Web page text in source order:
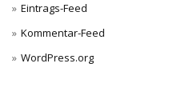
Eintrags-Feed
Kommentar-Feed
WordPress.org